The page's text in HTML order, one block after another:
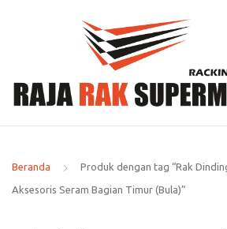
Beranda Produk dengan tag “Rak
Aksesoris Seram Bagian Timur (Bula)”